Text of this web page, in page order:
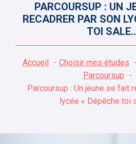
PARCOURSUP : UN
RECADRER PAR SON
TOI
Accueil Choisir mes études
Parcoursup
Parcoursup : Un jeune se fait
lycée « Dépêche toi